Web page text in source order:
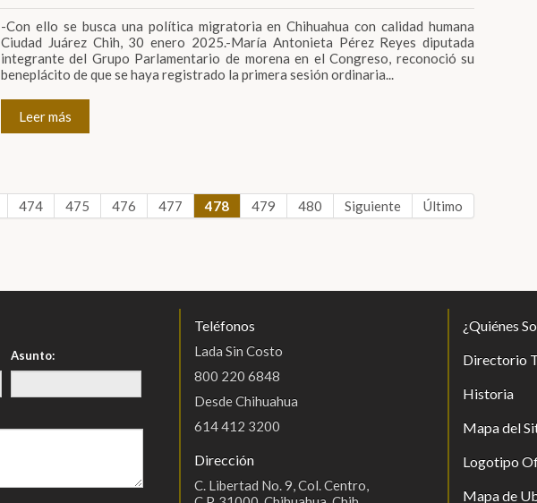
-Con ello se busca una política migratoria en Chihuahua con calidad humana
Ciudad Juárez Chih, 30 enero 2025.-María Antonieta Pérez Reyes diputada
integrante del Grupo Parlamentario de morena en el Congreso, reconoció su
beneplácito de que se haya registrado la primera sesión ordinaria...
Leer más
474 475 476 477 478 479 480 Siguiente Último
Asunto:
Teléfonos
Lada Sin Costo
800 220 6848
Desde Chihuahua
614 412 3200
Dirección
C. Libertad No. 9, Col. Centro,
¿Quiénes
Directorio
Historia
Mapa del
Logotipo
Mapa de